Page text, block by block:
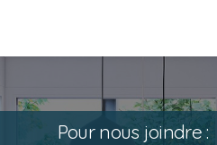
Pour nous joindre :